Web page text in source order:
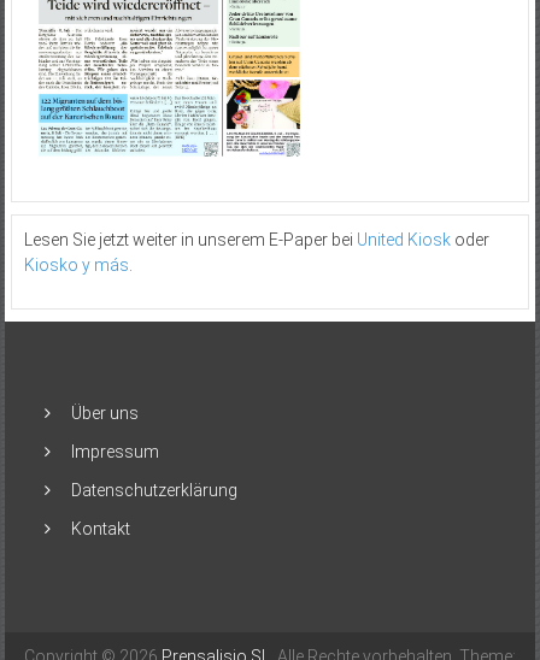
Lesen Sie jetzt weiter in unserem E-Paper bei United Kioskoder
Kiosko y más
Über uns
Impressum
Datenschutzerklärung
Kontakt
Copyright © 2026 Prensalisio SL . Alle Rechte vorbehalten. Theme: